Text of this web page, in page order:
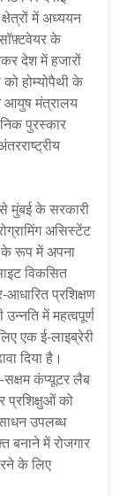
में अध्ययन
के
देश में हजारों
होम्योपैथी के
आयुष मंत्रालय
पुरस्कार
मुंबई के सरकारी
असिस्टेंट
के रूप में अपना
विकसित
प्रशिक्षण
में महत्वपूर्ण
एक ई-लाइब्रेरी
दिया है।
कंप्यूटर लैब
प्रशिक्षुओं को
उपलब्ध
बनाने में रोजगार
के लिए